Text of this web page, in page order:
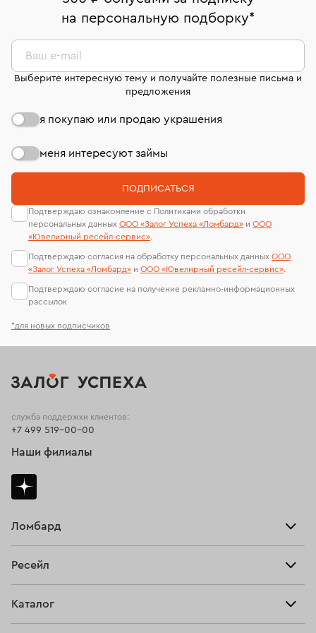
комиссионных украшений и часов смотрите на
странице«Возврат украшений»
филиала - 1 день, не считая день бронирования.
На особо ценные изделия получены
сертификаты МГУ и других геммологических
лабораторий
на персональную подборку*
*для новых подписчиков
Ваш e-mail
Выберите интересную тему и получайте полезные письма и
предложения
я покупаю или продаю украшения
меня интересуют займы
ПОДПИСАТЬСЯ
Подтверждаю ознакомление с Политиками обработки
персональных данных ООО «Залог Успеха «Ломбард» и ООО
«Ювелирный ресейл-сервиc».
Подтверждаю согласия на обработку персональных данных ООО
«Залог Успеха «Ломбард» и ООО «Ювелирный ресейл-сервиc».
Подтверждаю согласие на получение рекламно-информационных
рассылок
Ломбард
Тарифы
Ресейл
Каталог
служба поддержки клиентов:
+7 499 519-00-00
Наши филиалы